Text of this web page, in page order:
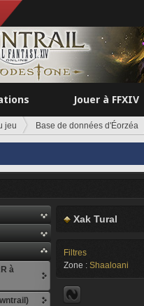
Jouer à FFXIV
jeu Base de données d'Éorzéa
à
Xak Tural
Filtres
Zone : Shaaloani